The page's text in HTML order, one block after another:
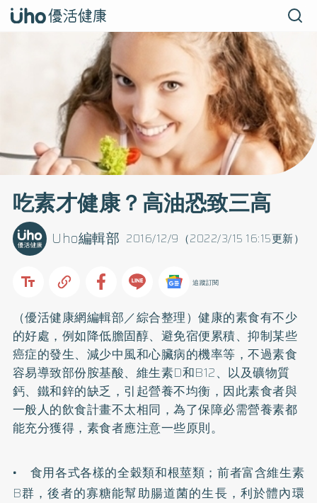
吃素才健康？高油恐致三高
2016/12/9（2022/3/15 16:15更新）
Uho編輯部
追蹤訂閱
（優活健康網編輯部／綜合整理）健康的素食有不少
的好處，例如降低膽固醇、避免宿便累積、抑制某些
癌症的發生、減少中風和心臟病的機率等，不過素食
容易導致部份胺基酸、 維生素D和B12、以及礦物質
鈣、鐵和鋅的缺乏，引起營養不均衡，因此素食者與
一般人的飲食計畫不太相同，為了保障必需營養素都
能充分獲得，素食者應注意一些原則。
• 食用各式各樣的全穀類和根莖類；前者富含維生素
B群 ，後者的寡糖能幫助腸道菌的生長，利於體內環